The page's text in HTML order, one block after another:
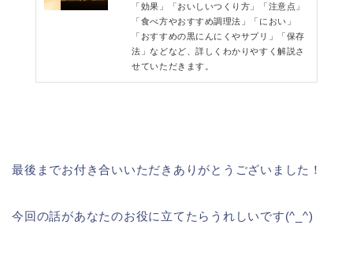
「効果」「おいしいつくり方」「注意点」
「食べ方やおすすめ調理法」「におい」
「おすすめの黒にんにくやサプリ」「保存
法」などなど、詳しくわかりやすく解説さ
せていただきます。
最後までお付き合いいただきありがとうございました！
今回の話があなたのお役に立てたらうれしいです(^_^)